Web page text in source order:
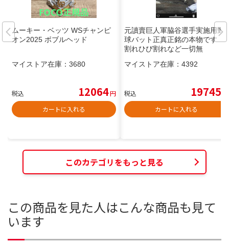
ムーキー・ベッツ WSチャンピ
オン2025 ボブルヘッド
マイストア在庫： 3680
税込 12064円
カートに入れる
元讀賣巨人軍脇谷選手実施用野
球バット正真正銘の本物です
割れひび割れなど一切無
マイストア在庫： 4392
税込 19745
カートに入れる
このカテゴリをもっと見る
この商品を見た人はこんな商品も見て
います